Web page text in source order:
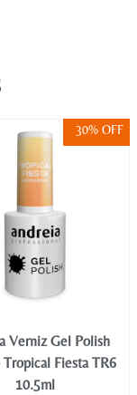
30% OFF
Verniz Gel Polish
Tropical Fiesta TR6
10.5ml